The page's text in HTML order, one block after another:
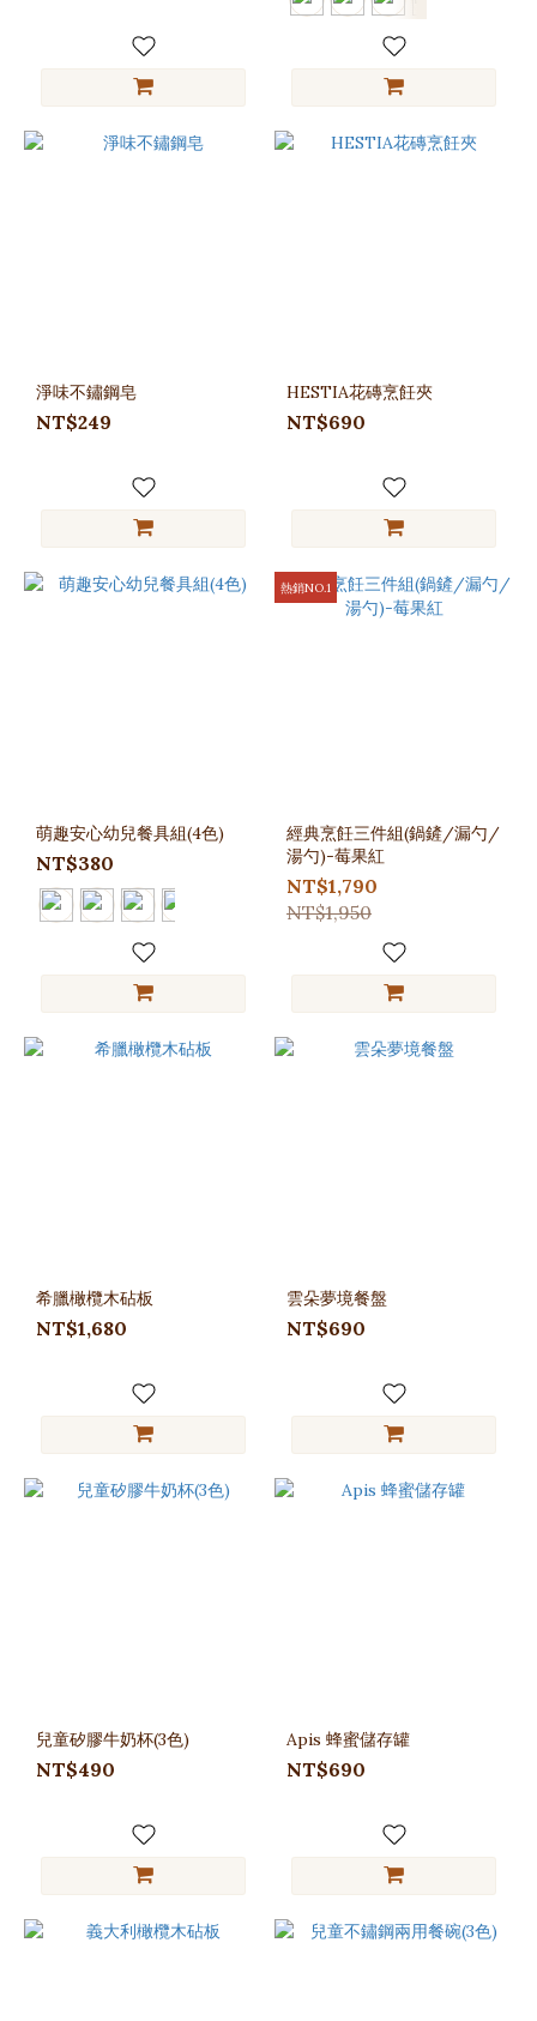
淨味不鏽鋼皂
NT$249
HESTIA花磚烹飪夾
NT$690
萌趣安心幼兒餐具組(4色)
NT$380
熱銷NO.1
經典烹飪三件組(鍋鏟/漏勺/
湯勺)-莓果紅
NT$1,790
NT$1,950
希臘橄欖木砧板
NT$1,680
雲朵夢境餐盤
NT$690
兒童矽膠牛奶杯(3色)
NT$490
Apis 蜂蜜儲存罐
NT$690